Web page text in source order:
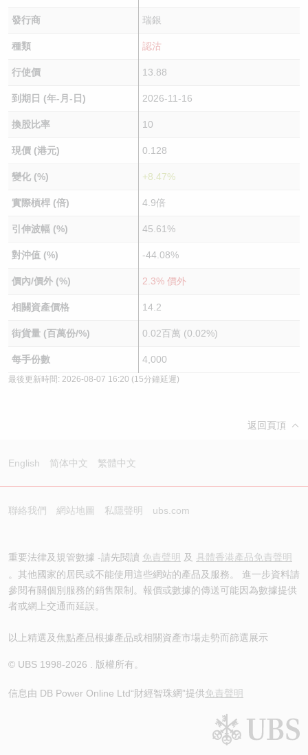
發行商 瑞銀
種類 認沽
行使價 13.88
到期日 (年-月-日) 2026-11-16
換股比率 10
現價 (港元) 0.128
變化 (%) +8.47%
實際槓桿 (倍) 4.9倍
引伸波幅 (%) 45.61%
對沖值 (%) -44.08%
價內/價外 (%) 2.3% 價外
相關資產價格 14.2
街貨量 (百萬份/%) 0.02百萬 (0.02%)
每手份數 4,000
最後更新時間: 2026-08-07 16:20 (15分鐘延遲)
返回頁頂
English 简体中文 繁體中文
聯絡我們 網站地圖 私隱聲明 ubs.com
重要法律及規管數據 -請先閱讀 免責聲明 及 具體香港產品免責聲明
。其他國家的居民或不能使用這些網站的產品及服務。 進一步資料請
參閱有關個別服務的銷售限制。報價或數據的傳送可能因為數據提供
者或網上交通而延誤。
以上精選及焦點產品根據產品或相關資產市場走勢而篩選展示
© UBS 1998-2026 . 版權所有。
信息由 DB Power Online Ltd“財經智珠網”提供免責聲明